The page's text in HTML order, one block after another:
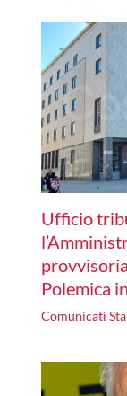
Ufficio
Polemica
Comunicati